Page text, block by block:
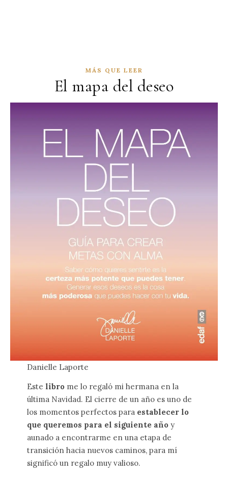
MÁS QUE LEER
El mapa del deseo
Danielle Laporte
Este librome lo regaló mi hermana en la
última Navidad. El cierre de un año es uno de
los momentos perfectos para establecer lo
que queremos para el siguiente añoy
aunado a encontrarme en una etapa de
transición hacia nuevos caminos, para mí
significó un regalo muy valioso.